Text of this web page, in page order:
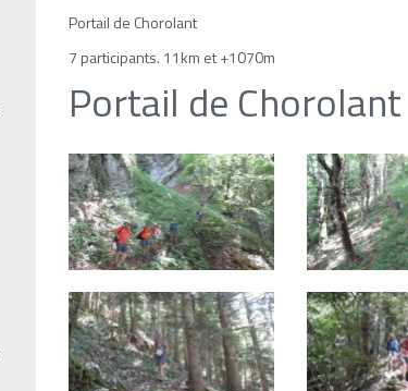
Portail de Chorolant
7 participants. 11km et +1070m
Portail de